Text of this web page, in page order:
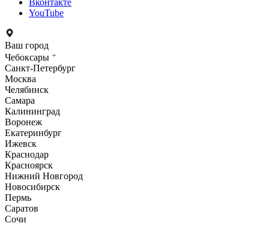
Вконтакте
YouTube
Ваш город
Чебоксары
Санкт-Петербург
Москва
Челябинск
Самара
Калининград
Воронеж
Екатеринбург
Ижевск
Краснодар
Красноярск
Нижний Новгород
Новосибирск
Пермь
Саратов
Сочи